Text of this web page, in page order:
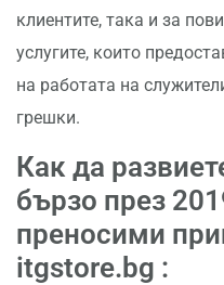
клиентите, така и за
услугите, които
на работата на
грешки.
Как да
бързо през
преносими
itgstore.bg :